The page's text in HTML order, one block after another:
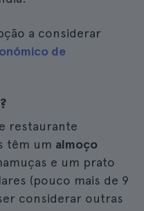
a considerar
de
restaurante
têm um almoço
e um prato
(pouco mais de 9
considerar outras